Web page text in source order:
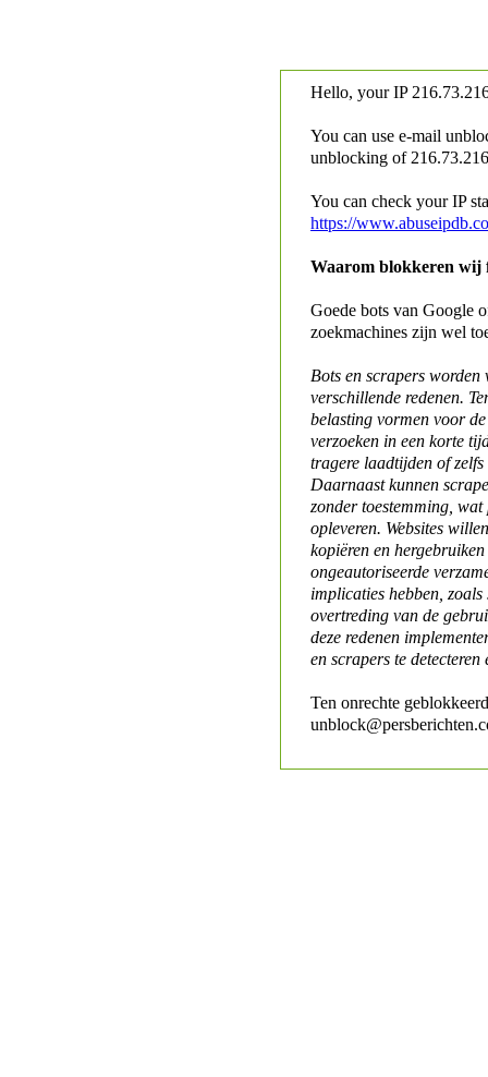
Hello, your IP
You can use e-mail
unblocking of
You can check your IP
https://
Waarom blokkeren wij
Goede bots van Google
zoekmachines zijn wel
Bots en scrapers worden
verschillende redenen.
belasting vormen voor
verzoeken in een korte
tragere laadtijden of
Daarnaast kunnen
zonder toestemming,
opleveren. Websites
kopiëren en
ongeautoriseerde
implicaties hebben,
overtreding van de
deze redenen
en scrapers te detecteren
Ten onrechte